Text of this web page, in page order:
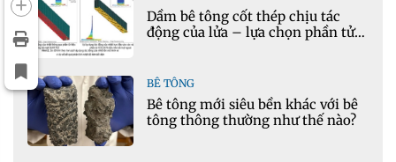
Dầm bê tông cốt thép chịu tác
động của lửa – lựa chọn phần tử
BÊ TÔNG
Bê tông mới siêu bền khác với bê
tông thông thường như thế nào?